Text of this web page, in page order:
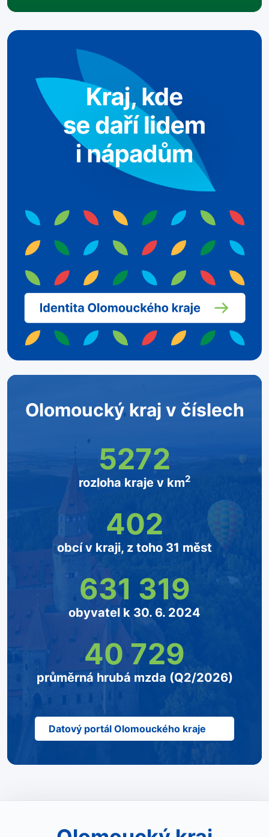
Olomoucký kraj v číslech
5272
rozloha kraje v km2
402
obcí v kraji, z toho 31 měst
631 319
obyvatel k 30. 6. 2024
40 729
průměrná hrubá mzda (Q2/2026)
Datový portál Olomouckého kraje